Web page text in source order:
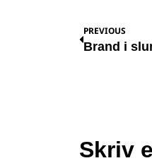
PREVIOUS
Brand i
Skriv